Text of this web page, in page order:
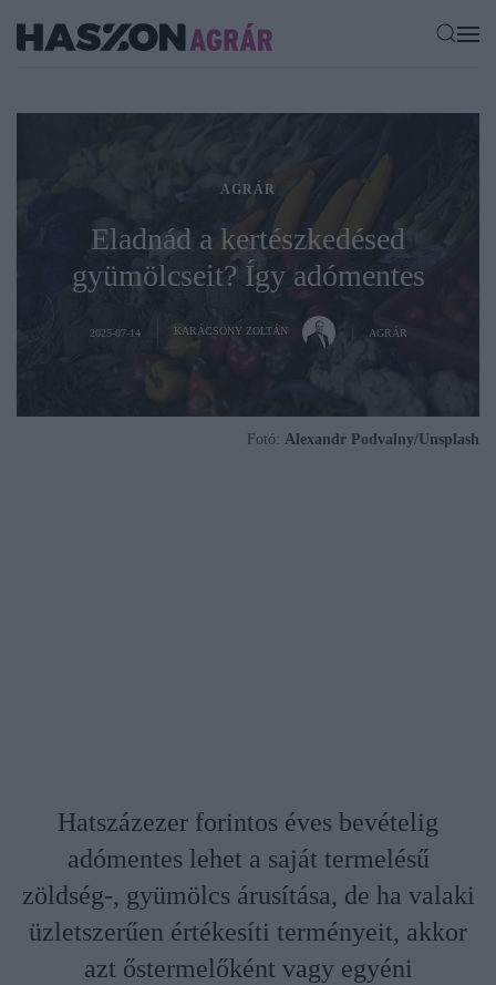
AGRÁR
Eladnád a kertészkedésed
gyümölcseit? Így adómentes
2025-07-14 KARÁCSONY ZOLTÁN AGRÁR
Fotó: Alexandr Podvalny/Unsplash
Hatszázezer forintos éves bevételig
adómentes lehet a saját termelésű
zöldség-, gyümölcs árusítása, de ha valaki
üzletszerűen értékesíti terményeit, akkor
azt őstermelőként vagy egyéni